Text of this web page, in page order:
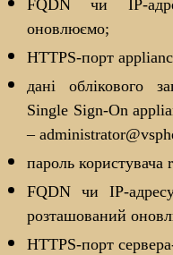
FQDN чи IP-
оновлюємо;
HTTPS-порт
дані облікового
Single Sign-On
–
пароль користувача
FQDN чи IP-
розташований
HTTPS-порт